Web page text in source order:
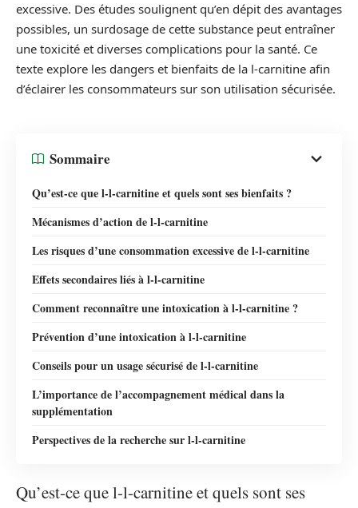
excessive. Des études soulignent qu’en dépit des avantages
possibles, un surdosage de cette substance peut entraîner
une toxicité et diverses complications pour la santé. Ce
texte explore les dangers et bienfaits de la l-carnitine afin
d’éclairer les consommateurs sur son utilisation sécurisée.
Sommaire
Qu’est-ce que l-l-carnitine et quels sont ses bienfaits ?
Mécanismes d’action de l-l-carnitine
Les risques d’une consommation excessive de l-l-carnitine
Effets secondaires liés à l-l-carnitine
Comment reconnaître une intoxication à l-l-carnitine ?
Prévention d’une intoxication à l-l-carnitine
Conseils pour un usage sécurisé de l-l-carnitine
L’importance de l’accompagnement médical dans la
supplémentation
Perspectives de la recherche sur l-l-carnitine
Qu’est-ce que l-l-carnitine et quels sont ses